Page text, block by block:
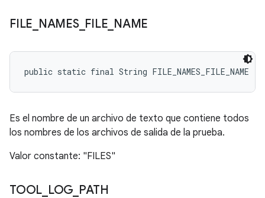
FILE NAMES_ FILE NAME
public static final String FILE_NAMES_FILE_NAME
Es el nombre de un archivo de texto que contiene todos
los nombres de los archivos de salida de la prueba.
Valor constante: "FILES"
TOOL LOG PATH